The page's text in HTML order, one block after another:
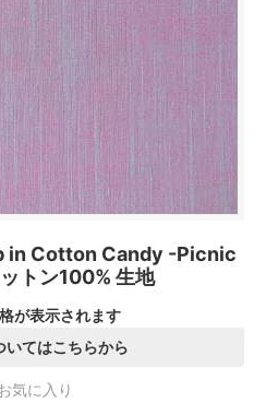
in Cotton Candy -Picnic
トン100% 生地
が表示されます
いてはこちらから
気に入り